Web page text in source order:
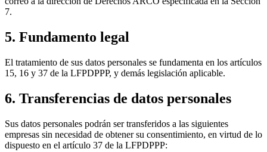
7.
5. Fundamento legal
El tratamiento de sus datos personales se fundamenta en los artículos
15, 16 y 37 de la LFPDPPP, y demás legislación aplicable.
6. Transferencias de datos personales
Sus datos personales podrán ser transferidos a las siguientes
empresas sin necesidad de obtener su consentimiento, en virtud de lo
dispuesto en el artículo 37 de la LFPDPPP: